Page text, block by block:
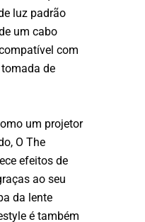
luz padrão
um cabo
com
de
um projetor
O The
efeitos de
ao seu
da lente
é também